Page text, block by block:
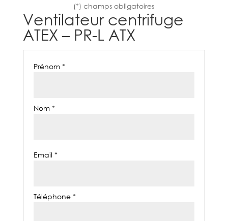
(*) champs obligatoires
Ventilateur centrifuge
ATEX – PR-L ATX
Prénom *
Nom *
Email *
Téléphone *